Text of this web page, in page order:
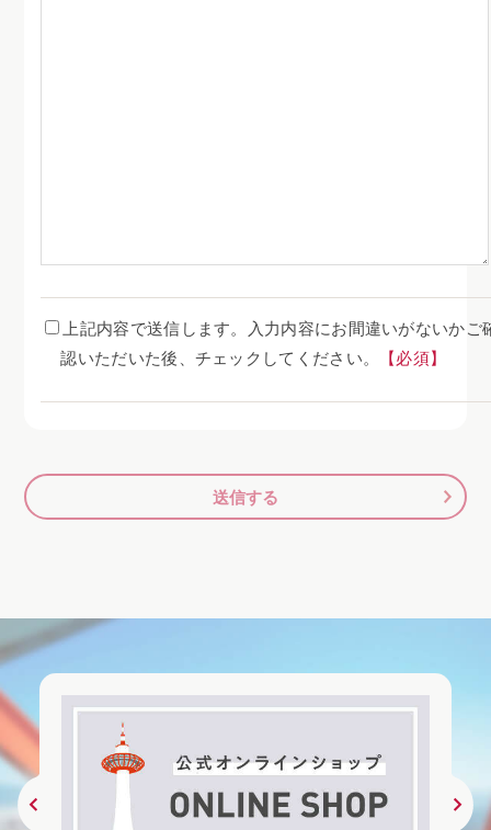
上記内容で送信します。入力内容にお間違いがないかご
認いただいた後、チェックしてください。
【必須】